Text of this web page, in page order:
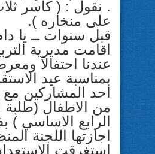
. نقول : ( كاسر
على منخاره ).
قبل سنوات ــ يا
اقامت مديرية
عندنا احتفالا
بمناسبة عيد
احد المشاركين
من الاطفال
الرابع الاساسي )
اجازتها اللجنة
استغرقت